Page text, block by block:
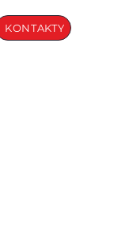
KONTAKTY